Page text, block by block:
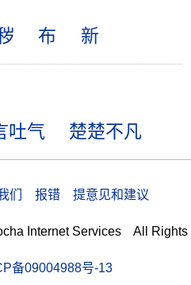
布 新
吐气 楚楚不凡
们 报错 提意见和建议
Internet Services All Rights
备09004988号-13